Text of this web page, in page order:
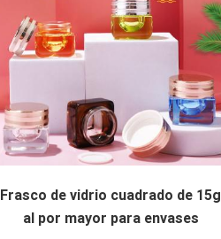
Solicitud:
Crema para la cara
Crema para los ojos
Frasco de vidrio cuadrado de 15g
al por mayor para envases